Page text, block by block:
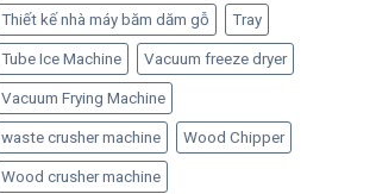
Thiết kế nhà máy băm dăm gỗ Tray
Tube Ice Machine Vacuum freeze dryer
Vacuum Frying Machine
waste crusher machine Wood Chipper
Wood crusher machine